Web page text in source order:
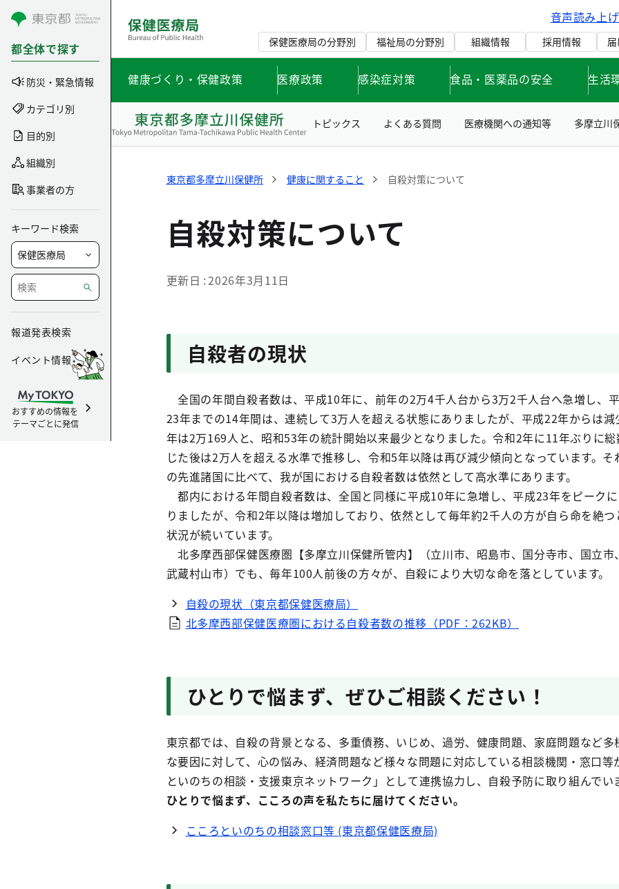
コンテンツにスキップ
都全体で探す
防災・緊急情報
カテゴリ別
目的別
組織別
事業者の方
キーワード検索
報道発表検索
イベント情報
おすすめの情報を
テーマごとに発信
音声読み上
保健医療局の分野別 福祉局の分野別 組織情報 採用情報
健康づくり・保健政策 医療政策 感染症対策 食品・医薬品の安全 生活
トピックス よくある質問 医療機関への通知等 多摩立川
東京都多摩立川保健所 健康に関すること 自殺対策について
自殺対策について
更新日 2026年3月11日
自殺者の現状
全国の年間自殺者数は、平成10年に、前年の2万4千人台から3万2千人台へ急増し、
23年までの14年間は、連続して3万人を超える状態にありましたが、平成22年からは
年は2万169人と、昭和53年の統計開始以来最少となりました。令和2年に11年ぶりに
じた後は2万人を超える水準で推移し、令和5年以降は再び減少傾向となっています。
の先進諸国に比べて、我が国における自殺者数は依然として高水準にあります。
都内における年間自殺者数は、全国と同様に平成10年に急増し、平成23年をピーク
りましたが、令和2年以降は増加しており、依然として毎年約2千人の方が自ら命を絶
状況が続いています。
北多摩西部保健医療圏【多摩立川保健所管内】（立川市、昭島市、国分寺市、国立市
武蔵村山市）でも、毎年100人前後の方々が、自殺により大切な命を落としています。
自殺の現状（東京都保健医療局）
北多摩西部保健医療圏における自殺者数の推移（PDF：262KB）
ひとりで悩まず、ぜひご相談ください！
東京都では、自殺の背景となる、多重債務、いじめ、過労、健康問題、家庭問題など多
な要因に対して、心の悩み、経済問題など様々な問題に対応している相談機関・窓口等
といのちの相談・支援東京ネットワーク」として連携協力し、自殺予防に取り組んでい
ひとりで悩まず、こころの声を私たちに届けてください。
こころといのちの相談窓口等 (東京都保健医療局)